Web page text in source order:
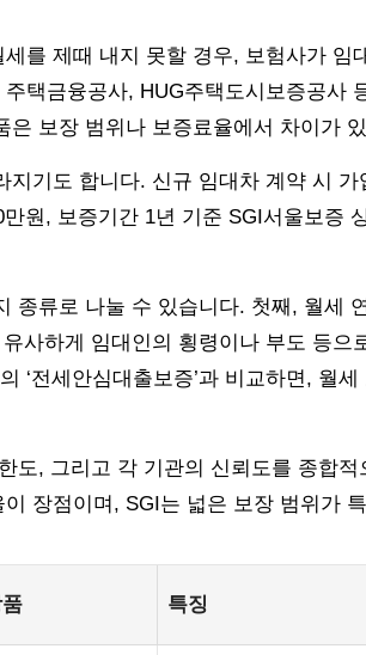
를 제때 내지 못할 경우, 보험사가 임
택금융공사, HUG주택도시보증공사
은 보장 범위나 보증료율에서 차이가
지기도 합니다. 신규 임대차 계약 시
원, 보증기간 1년 기준 SGI서울보증
종류로 나눌 수 있습니다. 첫째, 월세
사하게 임대인의 횡령이나 부도 등으
‘전세안심대출보증’과 비교하면, 월
도, 그리고 각 기관의 신뢰도를 종합
장점이며, SGI는 넓은 보장 범위가
특징